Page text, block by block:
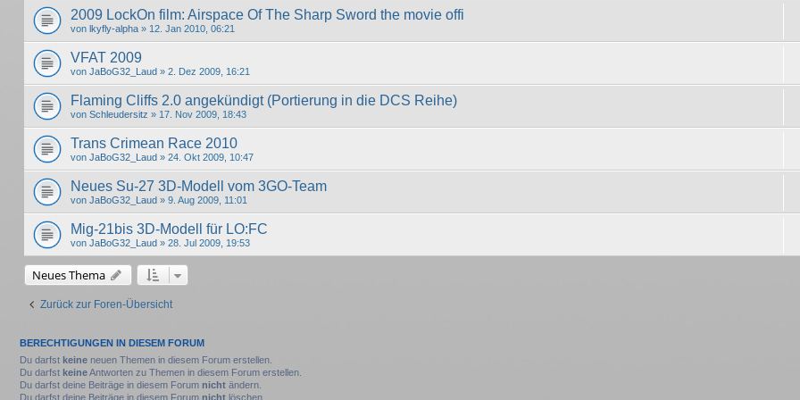
2009 LockOn film: Airspace Of The Sharp Sword the movie offi
von lkyfly-alpha » 12. Jan 2010, 06:21
VFAT 2009
von JaBoG32_Laud » 2. Dez 2009, 16:21
Flaming Cliffs 2.0 angekündigt (Portierung in die DCS Reihe)
von Schleudersitz » 17. Nov 2009, 18:43
Trans Crimean Race 2010
von JaBoG32_Laud » 24. Okt 2009, 10:47
Neues Su-27 3D-Modell vom 3GO-Team
von JaBoG32_Laud » 9. Aug 2009, 11:01
Mig-21bis 3D-Modell für LO:FC
von JaBoG32_Laud » 28. Jul 2009, 19:53
Neues Thema
Zurück zur Foren-Übersicht
BERECHTIGUNGEN IN DIESEM FORUM
Du darfst keine neuen Themen in diesem Forum erstellen.
Du darfst keineAntworten zu Themen in diesem Forum erstellen.
Du darfst deine Beiträge in diesem Forum nicht ändern.
Du darfst deine Beiträge in diesem Forum nicht löschen.